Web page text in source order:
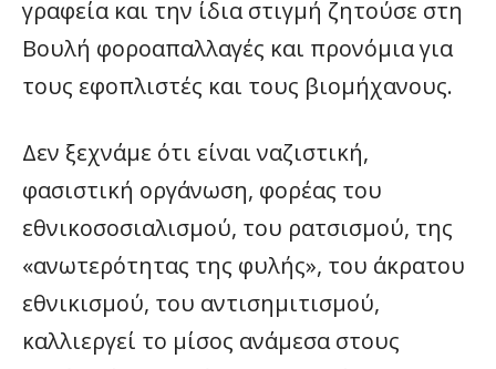
γραφεία και την ίδια στιγμή ζητούσε στη
Βουλή φοροαπαλλαγές και προνόμια για
τους εφοπλιστές και τους βιομήχανους.
Δεν ξεχνάμε ότι είναι ναζιστική,
φασιστική οργάνωση, φορέας του
εθνικοσοσιαλισμού, του ρατσισμού, της
«ανωτερότητας της φυλής», του άκρατου
εθνικισμού, του αντισημιτισμού,
καλλιεργεί το μίσος ανάμεσα στους